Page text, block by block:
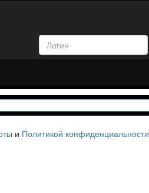
и Политикой конфиденциальности